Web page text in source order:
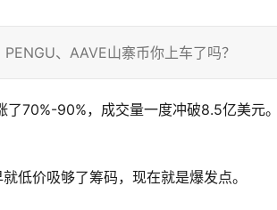
、AAVE山寨币你上车了吗？
70%-90%，成交量一度冲破8.5亿美元。
低价吸够了筹码，现在就是爆发点。